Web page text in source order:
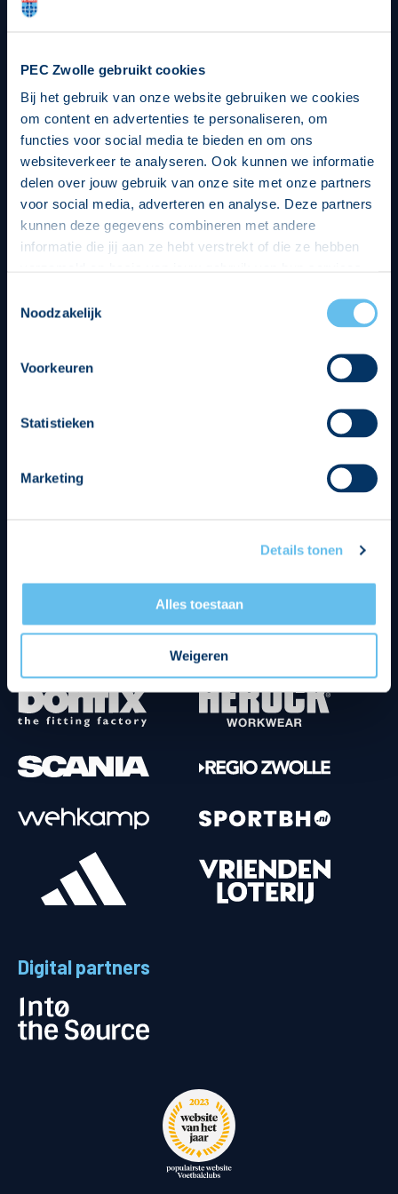
PEC Zwolle gebruikt cookies
Bij het gebruik van onze website gebruiken we cookies
om content en advertenties te personaliseren, om
functies voor social media te bieden en om ons
websiteverkeer te analyseren. Ook kunnen we informatie
delen over jouw gebruik van onze site met onze partners
voor social media, adverteren en analyse. Deze partners
kunnen deze gegevens combineren met andere
informatie die jij aan ze hebt verstrekt of die ze hebben
op een veilige en integere wijze. Je kunt je toestemming
beheren op de privacy- en cookieverklaring pagina.
Noodzakelijk
Voorkeuren
Statistieken
Marketing
Details tonen
Alles toestaan
Weigeren
Digital partners